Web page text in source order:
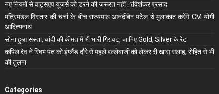
नए नियमों से वाट्सएप यूजर्स को डरने की जरूरत नहीं : रविशंकर प्रसाद
मंंत्रिमंडल विस्तार की चर्चा के बीच राज्यपाल आनंदीबेन पटेल से मुलाकात करेंगे CM योगी
आदित्यनाथ
सोना हुआ सस्ता, चांदी की कीमत में भी भारी गिरावट, जानिए Gold, Silver के रेट
कपिल देव ने रिषभ पंत को इंग्लैंड दौरे से पहले बल्लेबाजी को लेकर दी खास सलाह, रोहित से भी
की तुलना
Categories